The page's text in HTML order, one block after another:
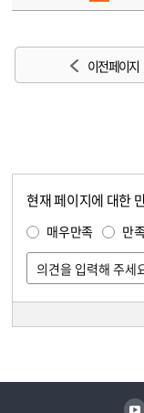
이전 페이지
현재 페이지에 대한
매우만족 만
유튜브